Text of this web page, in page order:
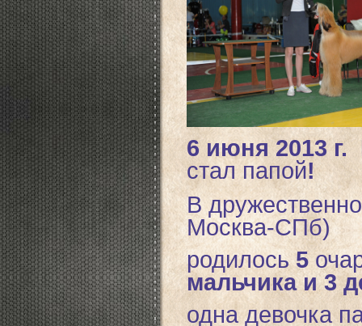
6 июня 2013
стал папой!
В
Москва-СПб)
родилось5
мальчика и 3
одна девочка